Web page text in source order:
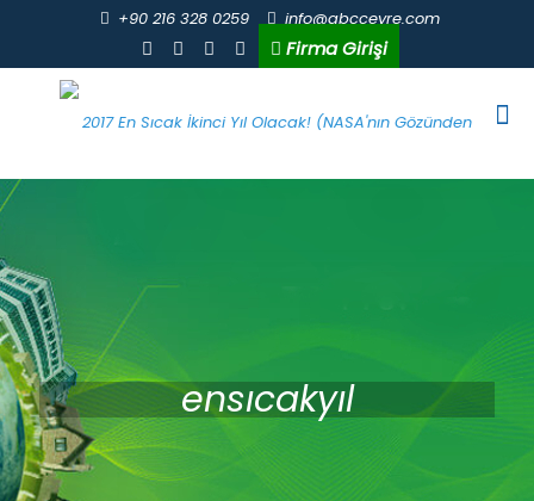
+90 216 328 0259 info@abccevre.com
Firma Girişi
ensıcakyıl